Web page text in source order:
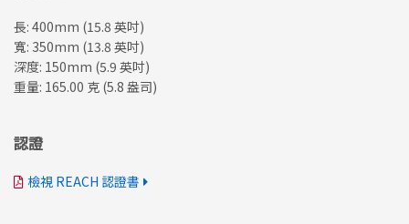
長: 400mm (15.8 英吋)
寬: 350mm (13.8 英吋)
深度: 150mm (5.9 英吋)
重量: 165.00 克 (5.8 盎司)
認證
檢視 REACH 認證書